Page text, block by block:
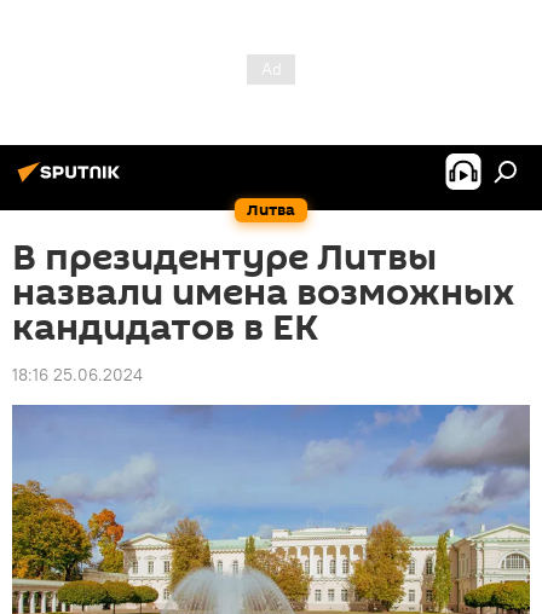
Литва
В президентуре Литвы
назвали имена возможных
кандидатов в ЕК
18:16 25.06.2024